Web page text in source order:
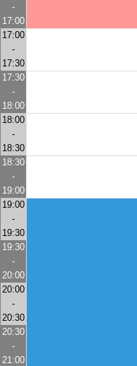
-
17:00
17:00
-
17:30
17:30
-
18:00
18:00
-
18:30
18:30
-
19:00
19:00
-
19:30
19:30
-
20:00
20:00
-
20:30
20:30
-
21:00